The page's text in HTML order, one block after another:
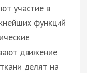
участие в
функций
движение
делят на